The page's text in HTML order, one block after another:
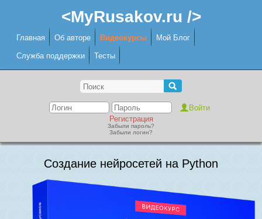
<MyRusakov.ru />
Главная Об авторе Видеокурсы Мой Блог
Служба поддержки Тесты
Регистрация
Забыли пароль?
Забыли логин?
Создание нейросетей на Python